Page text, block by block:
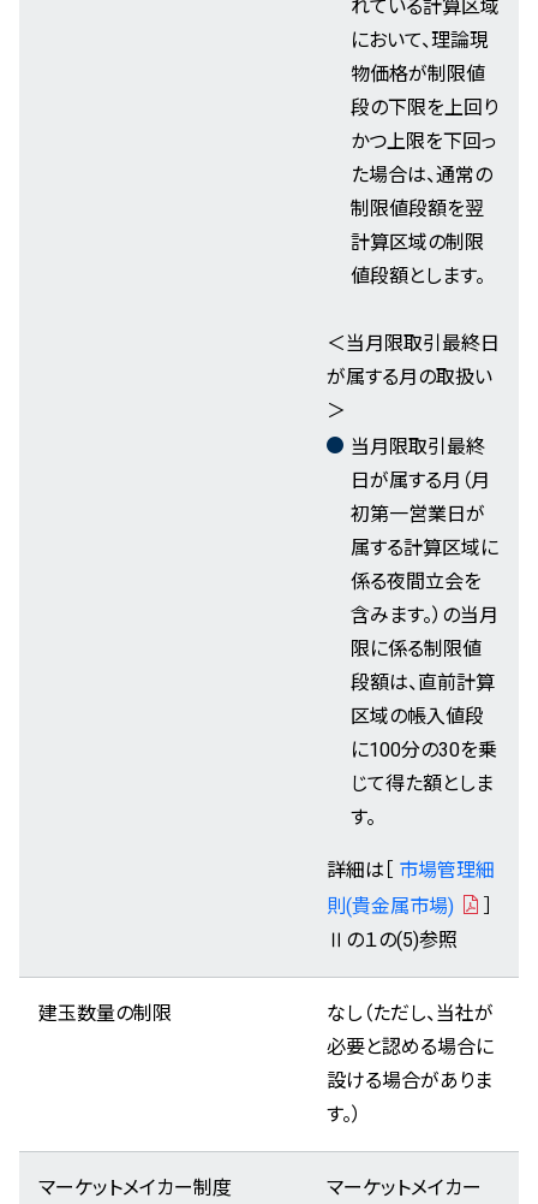
れている計算区域
において、理論現
物価格が制限値
段の下限を上回り
かつ上限を下回っ
た場合は、通常の
制限値段額を翌
計算区域の制限
値段額とします。
＜当月限取引最終日
が属する月の取扱い
＞
当月限取引最終
日が属する月（月
初第一営業日が
属する計算区域に
係る夜間立会を
含みます。）の当月
限に係る制限値
段額は、直前計算
区域の帳入値段
に100分の30を乗
じて得た額としま
す。
詳細は［ 市場管理細
則(貴金属市場)
Ⅱの１の(5)参照
建玉数量の制限
なし（ただし、当社が
必要と認める場合に
設ける場合がありま
す。）
マーケットメイカー制度
マーケットメイカー